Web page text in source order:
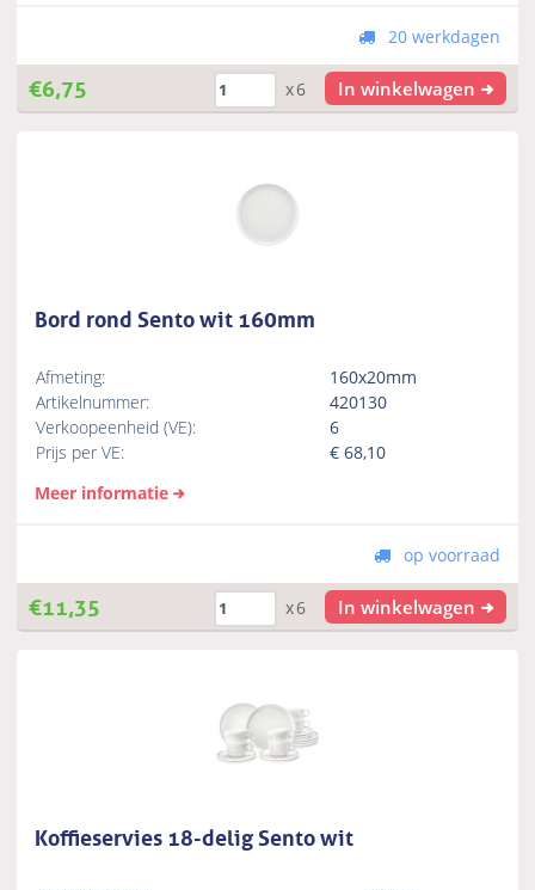
20 werkdagen
€6,75 x6 In winkelwagen
Bord rond Sento wit 160mm
Afmeting:
160x20mm
Artikelnummer:
420130
Verkoopeenheid (VE):
6
Prijs per VE:
€68,10
Meer informatie
op voorraad
€11,35 x6 In winkelwagen
Koffieservies 18-delig Sento wit